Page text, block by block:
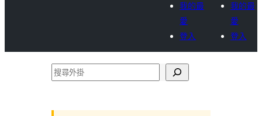
我的最
愛
登入
我的最
愛
登入
搜